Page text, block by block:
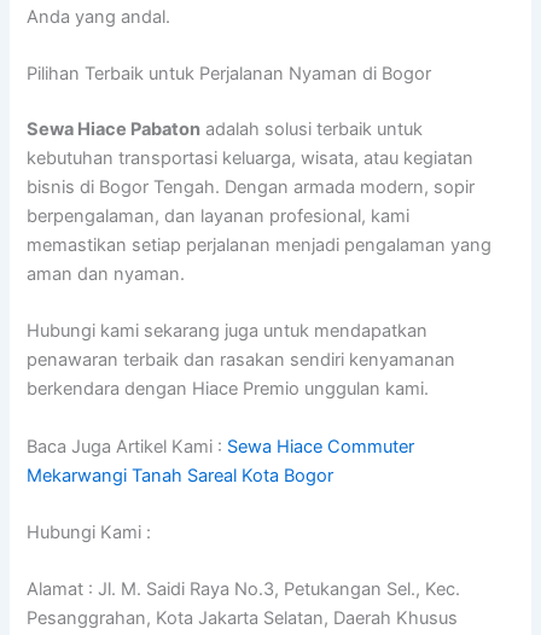
Anda yang andal.
Pilihan Terbaik untuk Perjalanan Nyaman di Bogor
Sewa Hiace Pabaton adalah solusi terbaik untuk
kebutuhan transportasi keluarga, wisata, atau kegiatan
bisnis di Bogor Tengah. Dengan armada modern, sopir
berpengalaman, dan layanan profesional, kami
memastikan setiap perjalanan menjadi pengalaman yang
aman dan nyaman.
Hubungi kami sekarang juga untuk mendapatkan
penawaran terbaik dan rasakan sendiri kenyamanan
berkendara dengan Hiace Premio unggulan kami.
Baca Juga Artikel Kami : Sewa Hiace Commuter
Mekarwangi Tanah Sareal Kota Bogor
Hubungi Kami :
Alamat : Jl. M. Saidi Raya No.3, Petukangan Sel., Kec.
Pesanggrahan, Kota Jakarta Selatan, Daerah Khusus